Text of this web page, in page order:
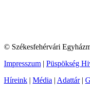
© Székesfehérvári
Impresszum | Püspökség
Híreink | Média | Adattár|